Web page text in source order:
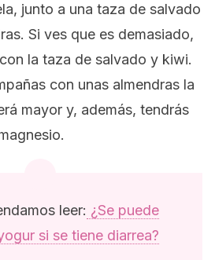
junto a una taza de salvado
Si ves que es demasiado,
la taza de salvado y kiwi.
con unas almendras la
mayor y, además, tendrás
leer: ¿Se puede
si se tiene diarrea?